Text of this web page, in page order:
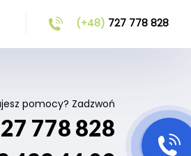
(+48) 727 778 828
pomocy? Zadzwoń
778 828